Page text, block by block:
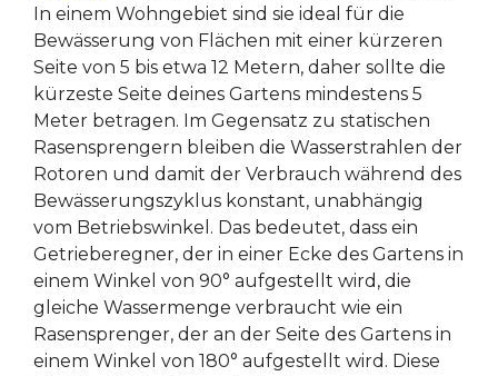
In einem Wohngebiet sind sie ideal für die
Bewässerung von Flächen mit einer kürzeren
Seite von 5 bis etwa 12 Metern, daher sollte die
kürzeste Seite deines Gartens mindestens 5
Meter betragen. Im Gegensatz zu statischen
Rasensprengern bleiben die Wasserstrahlen der
Rotoren und damit der Verbrauch während des
Bewässerungszyklus konstant, unabhängig
vom Betriebswinkel. Das bedeutet, dass ein
Getrieberegner, der in einer Ecke des Gartens in
einem Winkel von 90° aufgestellt wird, die
gleiche Wassermenge verbraucht wie ein
Rasensprenger, der an der Seite des Gartens in
einem Winkel von 180° aufgestellt wird. Diese